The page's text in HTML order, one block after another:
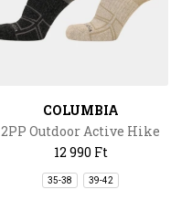
COLUMBIA
2PP Outdoor Active Hike
Crew Medium Weight
12 990 Ft
35-38 39-42